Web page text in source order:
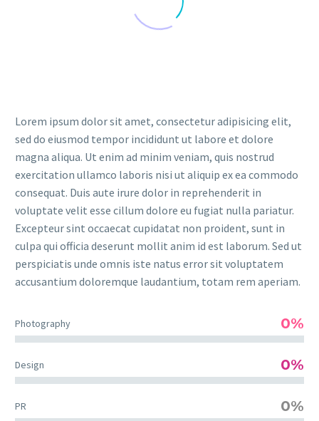
Lorem ipsum dolor sit amet, consectetur adipisicing elit,
sed do eiusmod tempor incididunt ut labore et dolore
magna aliqua. Ut enim ad minim veniam, quis nostrud
exercitation ullamco laboris nisi ut aliquip ex ea commodo
consequat. Duis aute irure dolor in reprehenderit in
voluptate velit esse cillum dolore eu fugiat nulla pariatur.
Excepteur sint occaecat cupidatat non proident, sunt in
culpa qui officia deserunt mollit anim id est laborum. Sed ut
perspiciatis unde omnis iste natus error sit voluptatem
accusantium doloremque laudantium, totam rem aperiam.
Photography 0%
Design 0%
PR 0%